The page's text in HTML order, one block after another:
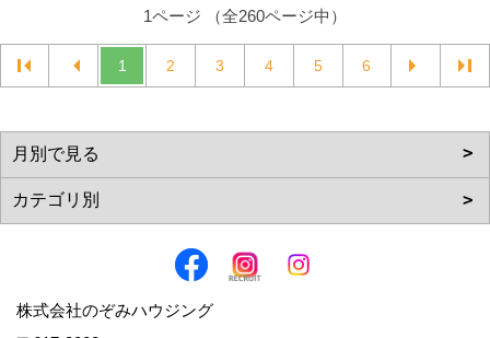
1ページ （全260ページ中）
1 2 3 4 5 6
株式会社のぞみハウジング